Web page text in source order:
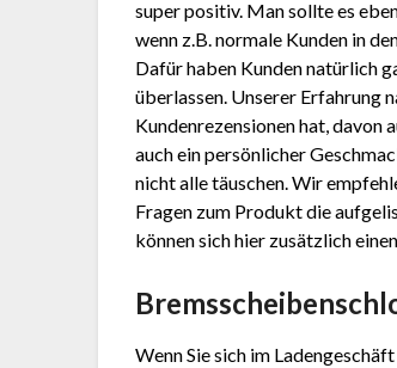
super positiv. Man sollte es
wenn z.B. normale Kunden in
Dafür haben Kunden natürlich
überlassen. Unserer Erfahrung
Kundenrezensionen hat, davon
auch ein persönlicher
nicht alle täuschen. Wir
Fragen zum Produkt die
können sich hier zusätzlich
Wenn Sie sich im